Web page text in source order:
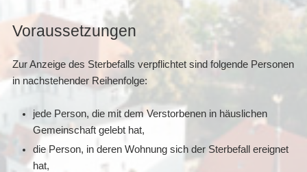
Voraussetzungen
Zur Anzeige des Sterbefalls verpflichtet sind folgende Personen
in nachstehender Reihenfolge:
jede Person, die mit dem Verstorbenen in häuslichen
Gemeinschaft gelebt hat,
die Person, in deren Wohnung sich der Sterbefall ereignet
hat,